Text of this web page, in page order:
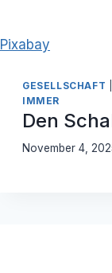
Pixabay
GESELLSCHAFT
IMMER
Den
November 4,